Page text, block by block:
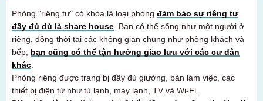
Phòng "riêng tư" có khóa là loại phòng đảm bảo sự riêng tư
đầy đủ dù là share house . Bạn có thể sống như một người ở
riêng, đồng thời tại các không gian chung như phòng khách và
bếp, bạn cũng có thể tận hưởng giao lưu với các cư dân
khác
Phòng riêng được trang bị đầy đủ giường, bàn làm việc, các
thiết bị điện tử như tủ lạnh, máy lạnh, TV và Wi-Fi.